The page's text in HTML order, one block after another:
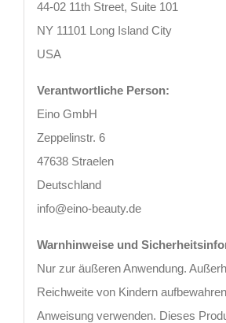
44-02 11th Street, Suite 101
NY 11101 Long Island City
USA
Verantwortliche Person:
Eino GmbH
Zeppelinstr. 6
47638 Straelen
Deutschland
info@eino-beauty.de
Warnhinweise und
Nur zur äußeren Anwendung.
Reichweite von Kindern
Anweisung verwenden. Dieses